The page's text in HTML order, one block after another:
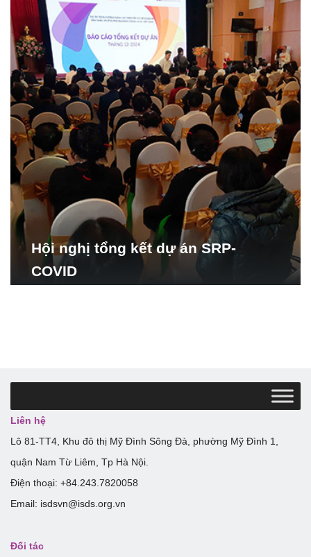
Hội nghị tổng kết dự án SRP-
COVID
Liên hệ
Lô 81-TT4, Khu đô thị Mỹ Đình Sông Đà, phường Mỹ Đình 1,
quận Nam Từ Liêm, Tp Hà Nội.
Điện thoại: +84.243.7820058
Email: isdsvn@isds.org.vn
Đối tác